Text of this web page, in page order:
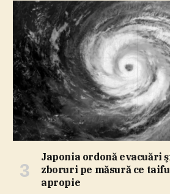
Japonia ordonă evacuări
zboruri pe măsură ce
apropie